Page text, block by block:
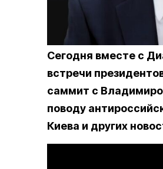
Сегодня вместе с
встречи
саммит с
поводу
Киева и других